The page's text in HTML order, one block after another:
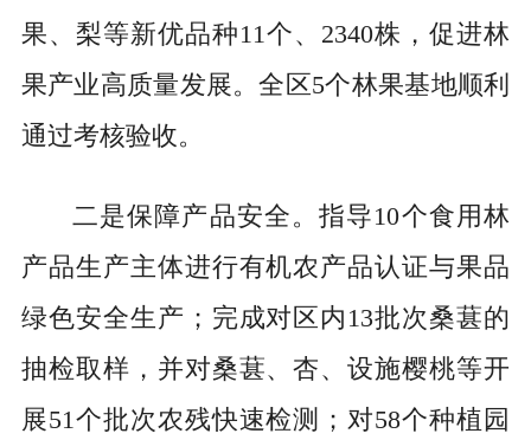
果、梨等新优品种11个、2340株，促进林
果产业高质量发展。全区5个林果基地顺利
通过考核验收。
二是保障产品安全。指导10个食用林
产品生产主体进行有机农产品认证与果品
绿色安全生产；完成对区内13批次桑葚的
抽检取样，并对桑葚、杏、设施樱桃等开
展51个批次农残快速检测；对58个种植园